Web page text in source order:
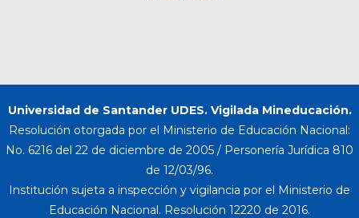
Universidad de Santander UDES. Vigilada Mineducación.
Resolución otorgada por el Ministerio de Educación Nacional:
No. 6216 del 22 de diciembre de 2005 / Personería Jurídica 810
de 12/03/96.
Institución sujeta a inspección y vigilancia por el Ministerio de
Educación Nacional. Resolución 12220 de 2016.